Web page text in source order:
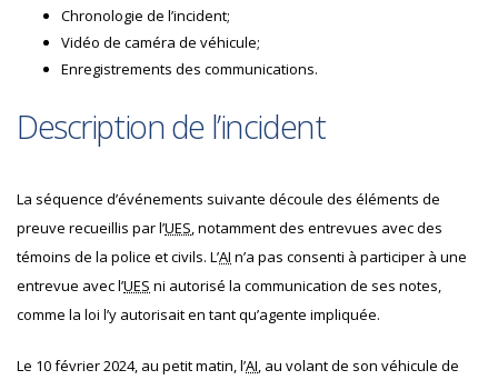
Chronologie de l’incident;
Vidéo de caméra de véhicule;
Enregistrements des communications.
Description de l’incident
La séquence d’événements suivante découle des éléments de
preuve recueillis par l’UES, notamment des entrevues avec des
témoins de la police et civils. L’AI n’a pas consenti à participer à une
entrevue avec l’UES ni autorisé la communication de ses notes,
comme la loi l’y autorisait en tant qu’agente impliquée.
Le 10 février 2024, au petit matin, l’AI, au volant de son véhicule de